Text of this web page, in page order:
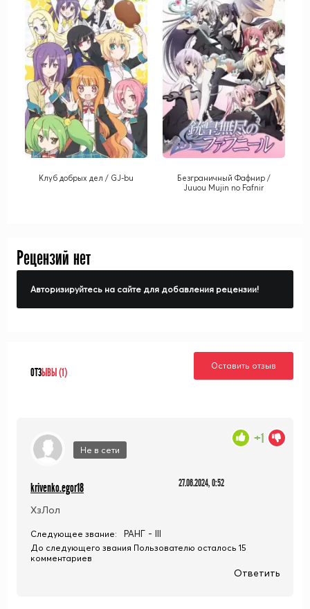
Клуб добрых дел / GJ-bu
Безграничный Фафнир /
Juuou Mujin no Fafnir
Рецензий нет
Авторизируйтесь на сайте для добавления рецензии!
ОТЗЫВЫ (1)
Оставить отзыв
Не в сети
krivenko.egor18 27.06.2024, 0:52
ХзЛол
+1
Следующее звание: РАНГ - III
До следующего звания Пользователю осталось 15
комментариев
Ответить